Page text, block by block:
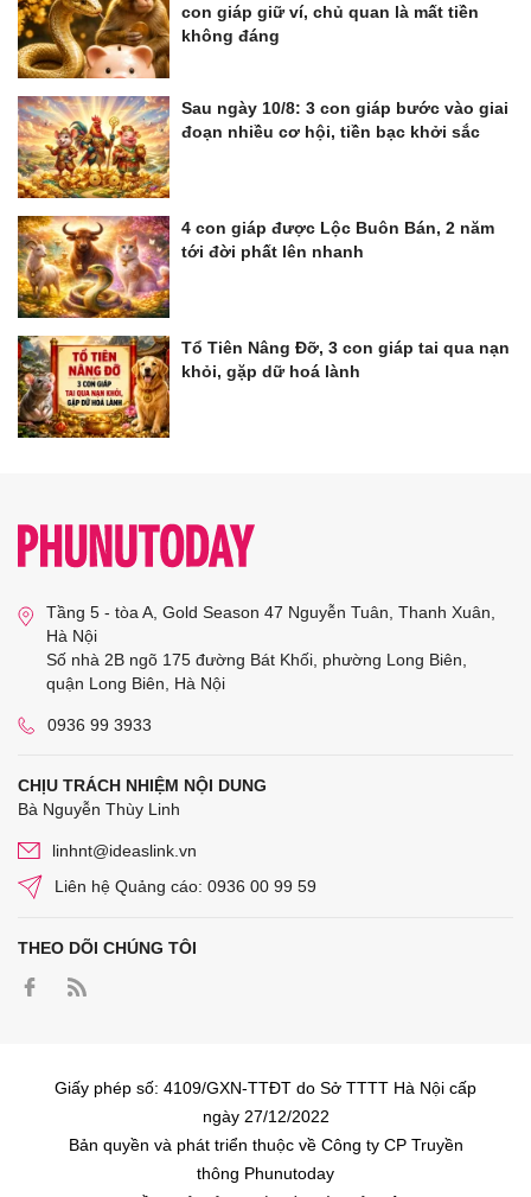
con giáp giữ ví, chủ quan là mất tiền
không đáng
Sau ngày 10/8: 3 con giáp bước vào giai
đoạn nhiều cơ hội, tiền bạc khởi sắc
4 con giáp được Lộc Buôn Bán, 2 năm
tới đời phất lên nhanh
Tổ Tiên Nâng Đỡ, 3 con giáp tai qua nạn
khỏi, gặp dữ hoá lành
Tầng 5 - tòa A, Gold Season 47 Nguyễn Tuân, Thanh Xuân,
Hà Nội
Số nhà 2B ngõ 175 đường Bát Khối, phường Long Biên,
quận Long Biên, Hà Nội
0936 99 3933
CHỊU TRÁCH NHIỆM NỘI DUNG
Bà Nguyễn Thùy Linh
linhnt@ideaslink.vn
Liên hệ Quảng cáo: 0936 00 99 59
THEO DÕI CHÚNG TÔI
Giấy phép số: 4109/GXN-TTĐT do Sở TTTT Hà Nội cấp
ngày 27/12/2022
Bản quyền và phát triển thuộc về Công ty CP Truyền
thông Phunutoday